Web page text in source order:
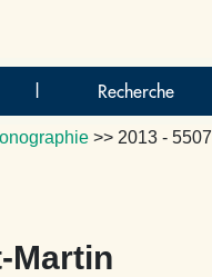
Recherche
>> 2013 - 5507
Martin